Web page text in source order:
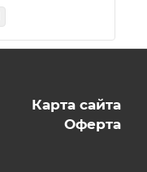
Карта сайта
Оферта